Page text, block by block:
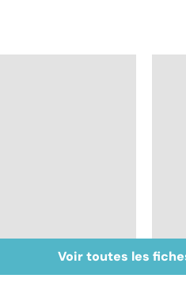
infertilité
Voir toutes les